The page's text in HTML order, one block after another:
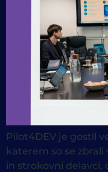
Pilot4DEV je gostil
katerem so se
in strokovni delavci,